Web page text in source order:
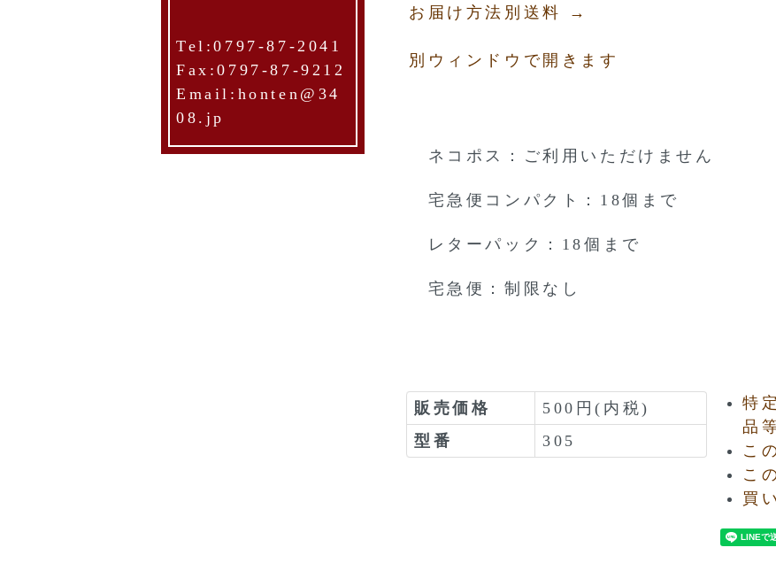
お届け方法別送料 →
別ウィンドウで開きます
ネコポス：ご利用いただけません
宅急便コンパクト：18個まで
レターパック：18個まで
宅急便：制限なし
販売価格
500円(内税)
型番
305
特
品
こ
こ
買
Tel:0797-87-2041
Fax:0797-87-9212
Email:honten@34
08.jp